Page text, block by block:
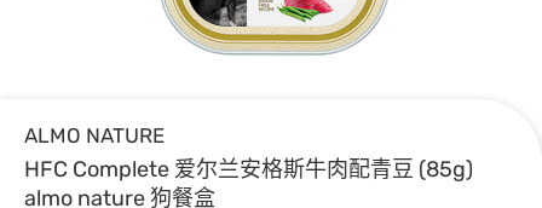
ALMO NATURE
HFC Complete 爱尔兰安格斯牛肉配青豆 (85g)
almo nature 狗餐盒